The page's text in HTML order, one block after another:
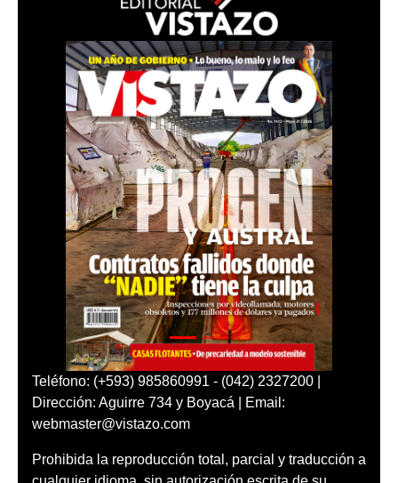
Teléfono: (+593) 985860991 - (042) 2327200 |
Dirección: Aguirre 734 y Boyacá | Email:
webmaster@vistazo.com
Prohibida la reproducción total, parcial y traducción a